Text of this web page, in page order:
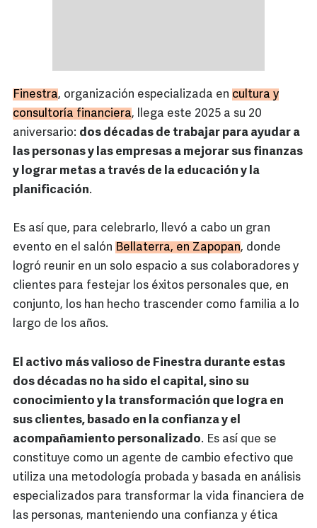
Finestra, organización especializada en cultura y
consultoría financiera, llega este 2025 a su 20
aniversario: dos décadas de trabajar para ayudar a
las personas y las empresas a mejorar sus finanzas
y lograr metas a través de la educación y la
planificación.
Es así que, para celebrarlo, llevó a cabo un gran
evento en el salón Bellaterra, en Zapopan, donde
logró reunir en un solo espacio a sus colaboradores y
clientes para festejar los éxitos personales que, en
conjunto, los han hecho trascender como familia a lo
largo de los años.
El activo más valioso de Finestra durante estas
dos décadas no ha sido el capital, sino su
conocimiento y la transformación que logra en
sus clientes, basado en la confianza y el
acompañamiento personalizado. Es así que se
constituye como un agente de cambio efectivo que
utiliza una metodología probada y basada en análisis
especializados para transformar la vida financiera de
las personas, manteniendo una confianza y ética